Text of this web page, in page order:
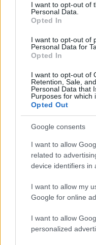
I want to opt-out of
Personal Data.
Opted In
I want to opt-out of
Personal Data for
Opted In
I want to opt-out of
Retention, Sale,
Personal Data that
Purposes for which
Opted Out
Google consents
I want to allow
related to
device identifiers in
I want to allow my
Google for online
I want to allow
personalized
Tokom njegovog
prekinuo.
- Niste na
simpatični ali ste i
Vukanović je potom
spominjati
zakletva, nakon
#Nebojša
#Narodna